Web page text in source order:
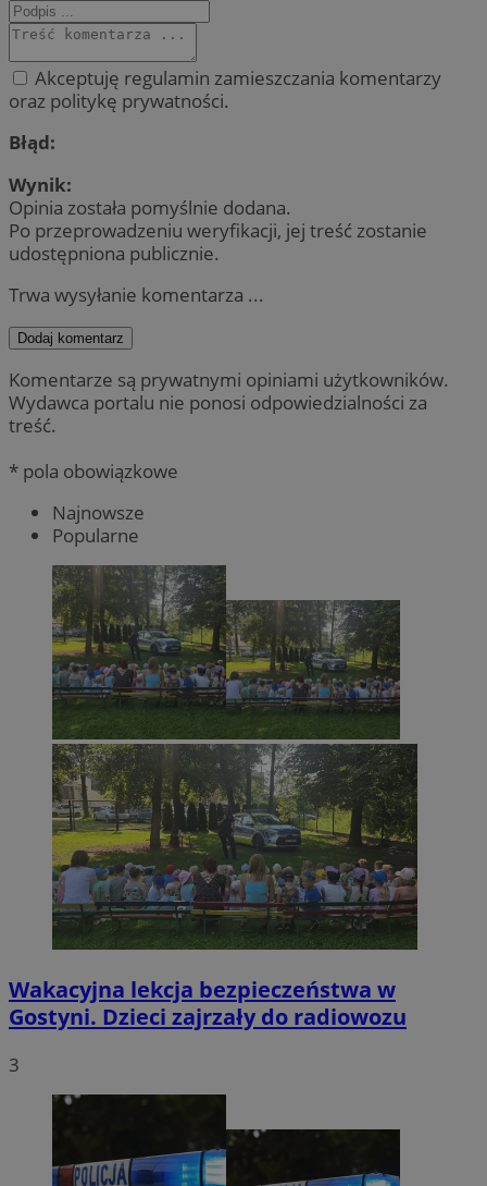
Akceptuję regulamin zamieszczania komentarzy
oraz politykę prywatności.
Błąd:
Wynik:
Opinia została pomyślnie dodana.
Po przeprowadzeniu weryfikacji, jej treść zostanie
udostępniona publicznie.
Trwa wysyłanie komentarza ...
Dodaj komentarz
Komentarze są prywatnymi opiniami użytkowników.
Wydawca portalu nie ponosi odpowiedzialności za
treść.
* pola obowiązkowe
Najnowsze
Popularne
Wakacyjna lekcja bezpieczeństwa w
Gostyni. Dzieci zajrzały do radiowozu
3